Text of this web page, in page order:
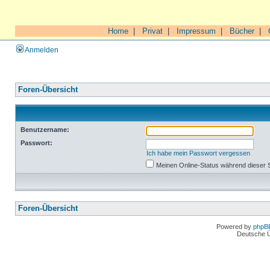
Home Privat Impressum Bücher|
Anmelden
Foren-Übersicht
Benutzername:
Passwort:
Ich habe mein Passwort vergessen
Meinen Online-Status während dieser
Foren-Übersicht
Powered by
Deutsche